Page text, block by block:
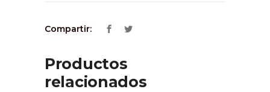
Compartir:
Productos
relacionados